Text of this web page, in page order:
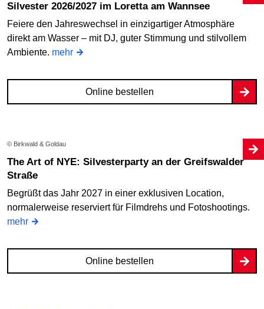
Silvester 2026/2027 im Loretta am Wannsee
Feiere den Jahreswechsel in einzigartiger Atmosphäre
direkt am Wasser – mit DJ, guter Stimmung und stilvollem
Ambiente. mehr
Online bestellen
© Birkwald & Goldau
The Art of NYE: Silvesterparty an der Greifswalder
Straße
Begrüßt das Jahr 2027 in einer exklusiven Location,
normalerweise reserviert für Filmdrehs und Fotoshootings.
mehr
Online bestellen